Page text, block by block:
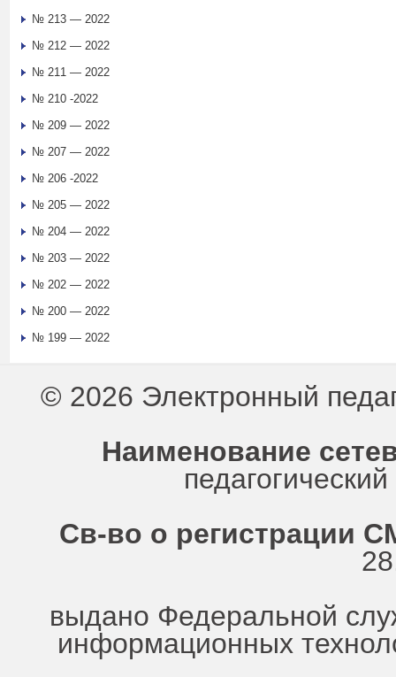
№ 213 — 2022
№ 212 — 2022
№ 211 — 2022
№ 210 -2022
№ 209 — 2022
№ 207 — 2022
№ 206 -2022
№ 205 — 2022
№ 204 — 2022
№ 203 — 2022
№ 202 — 2022
№ 200 — 2022
№ 199 — 2022
© 2026 Электронный
Наименование
Св-во о регистрации
выдано Федеральной
информационных